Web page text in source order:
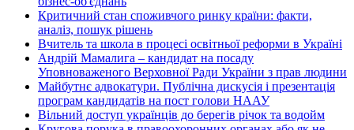
Критичний стан споживчого ринку країни: факти,
аналіз, пошук рішень
Вчитель та школа в процесі освітньої реформи в Україні
Андрій Мамалига – кандидат на посаду
Уповноваженого Верховної Ради України з прав людини
Майбутнє адвокатури. Публічна дискусія і презентація
програм кандидатів на пост голови НААУ
Вільний доступ українців до берегів річок та водойм